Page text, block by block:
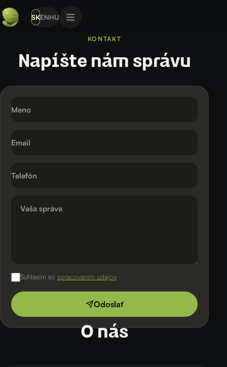
SKENHU
KONTAKT
Napíšte nám správu
Súhlasím so spracovaním údajov
Odoslať
O nás